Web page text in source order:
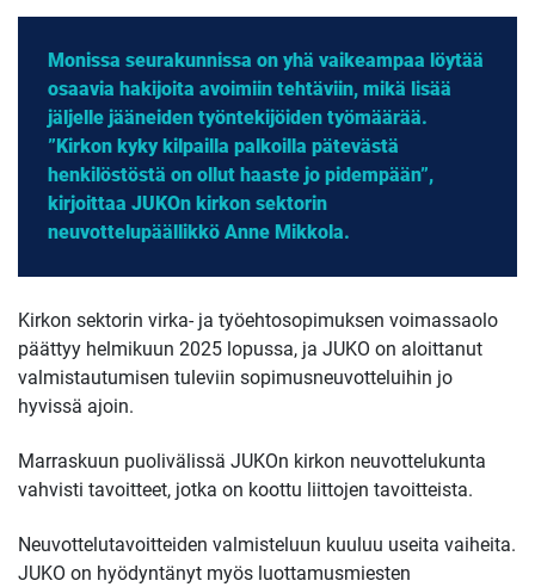
Monissa seurakunnissa on yhä vaikeampaa löytää
osaavia hakijoita avoimiin tehtäviin, mikä lisää
jäljelle jääneiden työntekijöiden työmäärää.
”Kirkon kyky kilpailla palkoilla pätevästä
henkilöstöstä on ollut haaste jo pidempään”,
kirjoittaa JUKOn kirkon sektorin
neuvottelupäällikkö Anne Mikkola.
Kirkon sektorin virka- ja työehtosopimuksen voimassaolo
päättyy helmikuun 2025 lopussa, ja JUKO on aloittanut
valmistautumisen tuleviin sopimusneuvotteluihin jo
hyvissä ajoin.
Marraskuun puolivälissä JUKOn kirkon neuvottelukunta
vahvisti tavoitteet, jotka on koottu liittojen tavoitteista.
Neuvottelutavoitteiden valmisteluun kuuluu useita vaiheita.
JUKO on hyödyntänyt myös luottamusmiesten